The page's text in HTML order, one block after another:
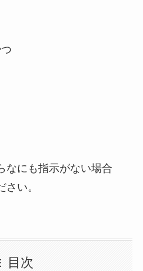
なにも指示がない場合
い。
目次